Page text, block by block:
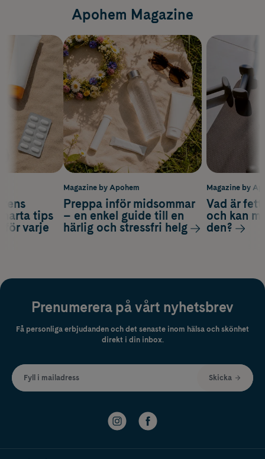
Apohem Magazine
Magazine by
Vad är
och kan
den?
tips
för varje
Magazine by Apohem
Preppa inför midsommar
– en enkel guide till en
härlig och stressfri helg
Prenumerera på vårt nyhetsbrev
Få personliga erbjudanden och det senaste inom hälsa och skönhet
direkt i din inbox.
Fyll i mailadress Skicka